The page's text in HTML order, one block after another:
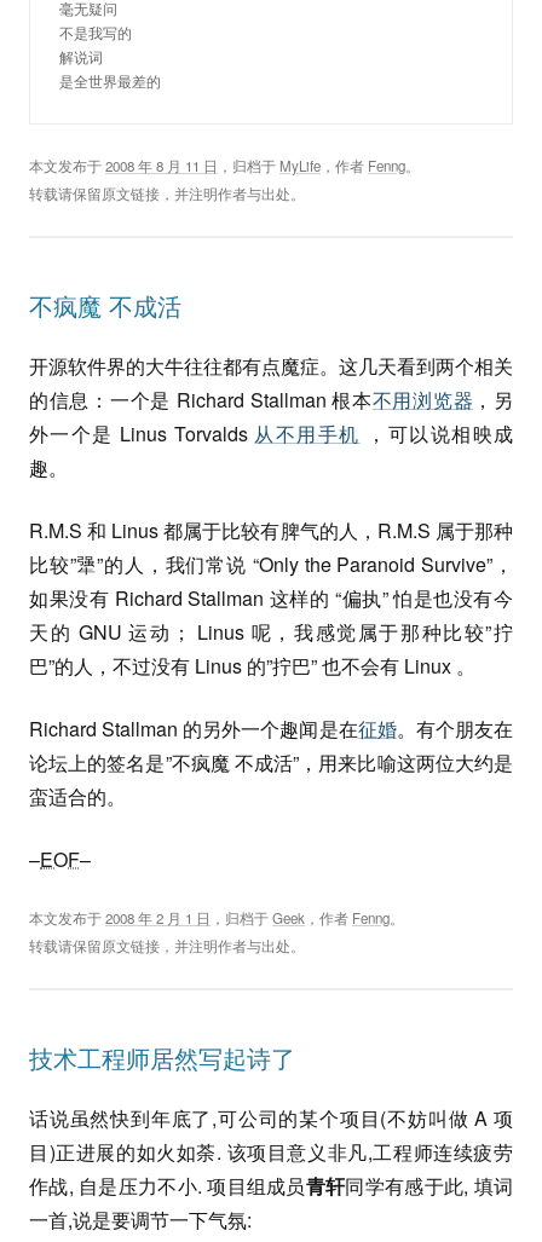
毫无疑问
不是我写的
解说词
是全世界最差的
本文发布于2008 年 8 月 11 日 ，归档于 MyLife ，作者 Fenng。
转载请保留原文链接，并注明作者与出处。
不疯魔 不成活
开源软件界的大牛往往都有点魔症。这几天看到两个相关
的信息：一个是 Richard Stallman 根本不用浏览器 ，另
外一个是 Linus Torvalds 从不用手机 ，可以说相映成
趣。
R.M.S 和 Linus 都属于比较有脾气的人，R.M.S 属于那种
比较”犟”的人，我们常说 “Only the Paranoid Survive”，
如果没有 Richard Stallman 这样的 “偏执” 怕是也没有今
天的 GNU 运动； Linus 呢，我感觉属于那种比较”拧
巴”的人，不过没有 Linus 的”拧巴” 也不会有 Linux 。
Richard Stallman 的另外一个趣闻是在征婚。有个朋友在
论坛上的签名是”不疯魔 不成活”，用来比喻这两位大约是
蛮适合的。
–EOF–
本文发布于2008 年 2 月 1 日 ，归档于Geek ，作者 Fenng。
转载请保留原文链接，并注明作者与出处。
技术工程师居然写起诗了
话说虽然快到年底了,可公司的某个项目(不妨叫做 A 项
目)正进展的如火如荼. 该项目意义非凡,工程师连续疲劳
作战, 自是压力不小. 项目组成员青轩同学有感于此, 填词
一首,说是要调节一下气氛: